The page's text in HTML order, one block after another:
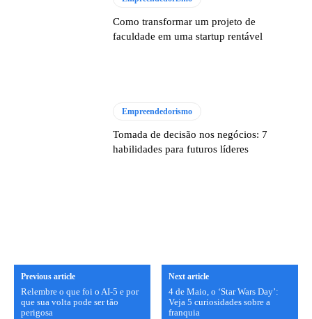
Como transformar um projeto de
faculdade em uma startup rentável
Empreendedorismo
Tomada de decisão nos negócios: 7
habilidades para futuros líderes
Previous article
Relembre o que foi o AI-5 e por
que sua volta pode ser tão
perigosa
Next article
4 de Maio, o ‘Star Wars Day’:
Veja 5 curiosidades sobre a
franquia